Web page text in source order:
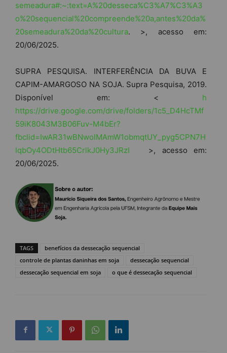
semeadura#:~:text=A%20desseca%C3%A7%C3%A3
o%20sequencial%20compreende%20a,antes%20da%
20semeadura%20da%20cultura. >, acesso em:
20/06/2025.
SUPRA PESQUISA. INTERFERÊNCIA DA BUVA E
CAPIM-AMARGOSO NA SOJA. Supra Pesquisa, 2019.
Disponível em: < h
https://drive.google.com/drive/folders/1c5_D4HcTMf
59iK8043M3B06Fuv-M4bEr?
fbclid=IwAR31wBNwoIMAmW1obmqtUY_pyg5CPN7H
IqbOy4ODtHtb65CrlkJ0Hy3JRzI
>, acesso em:
20/06/2025.
TAGS
benefícios da dessecação sequencial
controle de plantas daninhas em soja
dessecação sequencial
dessecação sequencial em soja
o que é dessecação sequencial